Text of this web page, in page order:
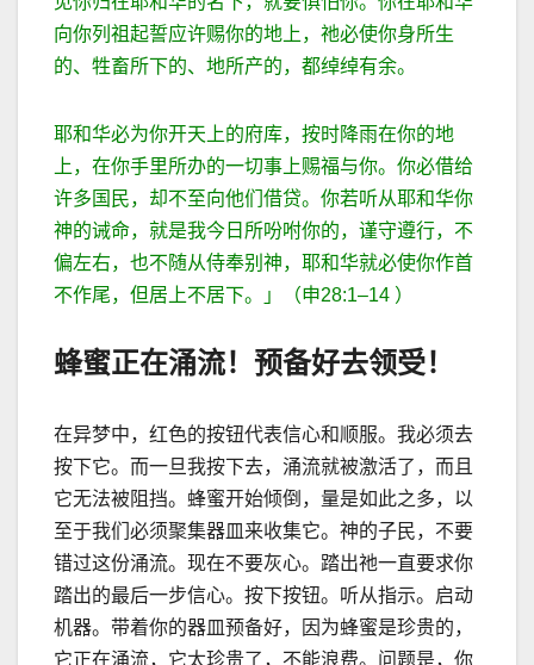
向你列祖起誓应许赐你的地上，祂必使你身所生
的、牲畜所下的、地所产的，都绰绰有余。
耶和华必为你开天上的府库，按时降雨在你的地
上，在你手里所办的一切事上赐福与你。你必借给
许多国民，却不至向他们借贷。你若听从耶和华你
神的诫命，就是我今日所吩咐你的，谨守遵行，不
偏左右，也不随从侍奉别神，耶和华就必使你作首
不作尾，但居上不居下。」（申28:1–14 ）
蜂蜜正在涌流！预备好去领受！
在异梦中，红色的按钮代表信心和顺服。我必须去
按下它。而一旦我按下去，涌流就被激活了，而且
它无法被阻挡。蜂蜜开始倾倒，量是如此之多，以
至于我们必须聚集器皿来收集它。神的子民，不要
错过这份涌流。现在不要灰心。踏出祂一直要求你
踏出的最后一步信心。按下按钮。听从指示。启动
机器。带着你的器皿预备好，因为蜂蜜是珍贵的，
它正在涌流，它太珍贵了，不能浪费。问题是，你